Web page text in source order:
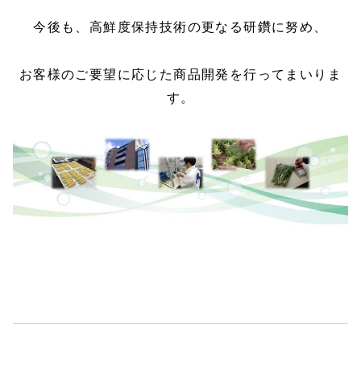
今後も、高鮮度保持技術の更なる研鑽に努め、
お客様のご要望に応じた商品開発を行ってまいりま
す。